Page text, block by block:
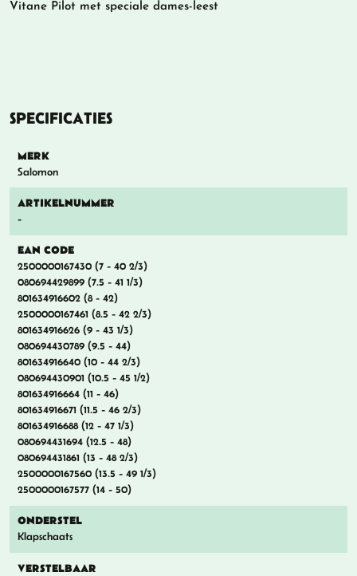
Vitane Pilot met speciale dames-leest
SPECIFICATIES
MERK
Salomon
ARTIKELNUMMER
-
EAN CODE
2500000167430 (7 - 40 2/3)
080694429899 (7.5 - 41 1/3)
801634916602 (8 - 42)
2500000167461 (8.5 - 42 2/3)
801634916626 (9 - 43 1/3)
080694430789 (9.5 - 44)
801634916640 (10 - 44 2/3)
080694430901 (10.5 - 45 1/2)
801634916664 (11 - 46)
801634916671 (11.5 - 46 2/3)
801634916688 (12 - 47 1/3)
080694431694 (12.5 - 48)
080694431861 (13 - 48 2/3)
2500000167560 (13.5 - 49 1/3)
2500000167577 (14 - 50)
ONDERSTEL
Klapschaats
VERSTELBAAR